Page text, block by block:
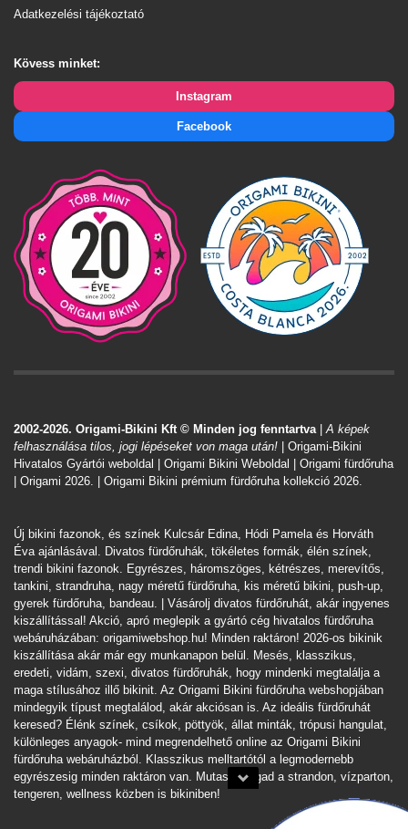
Adatkezelési tájékoztató
Kövess minket:
Instagram
Facebook
2002-2026. Origami-Bikini Kft © Minden jog fenntartva
A képek
felhasználása tilos, jogi lépéseket von maga után!
| Origami-Bikini
Hivatalos Gyártói weboldal | Origami Bikini Weboldal | Origami fürdőruha
| Origami 2026. | Origami Bikini prémium fürdőruha kollekció 2026.
Új bikini fazonok, és színek Kulcsár Edina, Hódi Pamela és Horváth
Éva ajánlásával. Divatos fürdőruhák, tökéletes formák, élén színek,
trendi bikini fazonok. Egyrészes, háromszöges, kétrészes, merevítős,
tankini, strandruha, nagy méretű fürdőruha, kis méretű bikini, push-up,
gyerek fürdőruha, bandeau. | Vásárolj divatos fürdőruhát, akár ingyenes
kiszállítással! Akció, apró meglepik a gyártó cég hivatalos fürdőruha
webáruházában: origamiwebshop.hu! Minden raktáron! 2026-os bikinik
kiszállítása akár már egy munkanapon belül. Mesés, klasszikus,
eredeti, vidám, szexi, divatos fürdőruhák, hogy mindenki megtalálja a
maga stílusához illő bikinit. Az Origami Bikini fürdőruha webshopjában
mindegyik típust megtalálod, akár akciósan is. Az ideális fürdőruhát
keresed? Élénk színek, csíkok, pöttyök, állat minták, trópusi hangulat,
különleges anyagok- mind megrendelhető online az Origami Bikini
fürdőruha webáruházból. Klasszikus melltartótól a legmodernebb
egyrészesig minden raktáron van. Mutasd magad a strandon, vízparton,
tengeren, wellness közben is bikiniben!